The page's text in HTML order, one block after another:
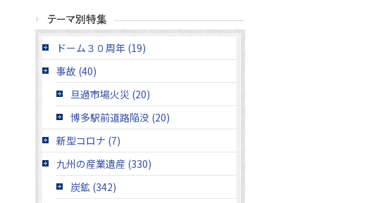
ドーム３０周年 (19)
事故 (40)
旦過市場火災 (20)
博多駅前道路陥没 (20)
新型コロナ (7)
九州の産業遺産 (330)
炭鉱 (342)